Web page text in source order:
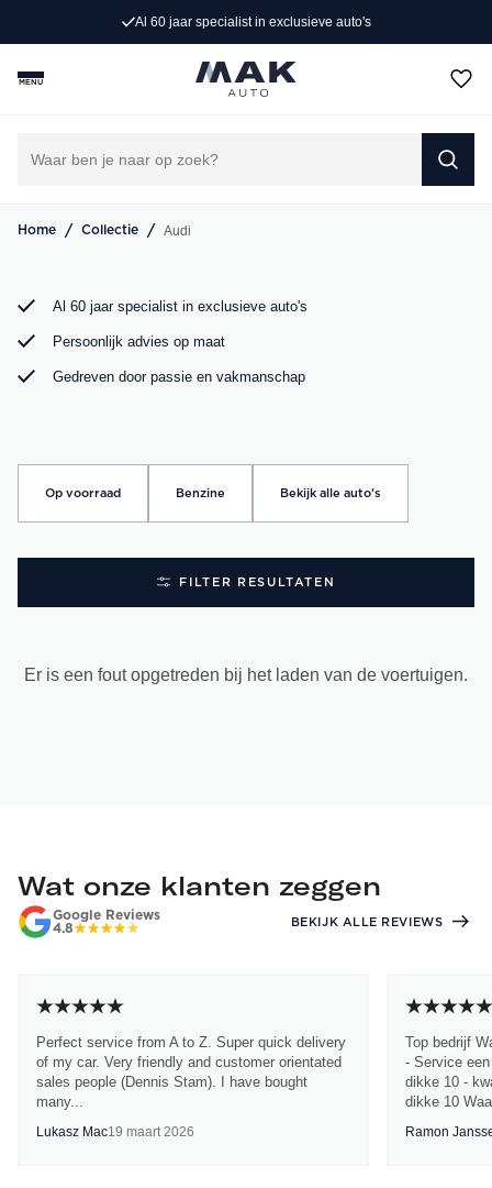
Al 60 jaar specialist in exclusieve auto's
MENU
Home / Collectie / Audi
Op zoek naar een exclusieve Audi occasion? Bij MAK
Auto vind je een zorgvuldig geselecteerd aanbod, van de
sportieve Audi A3 tot de krachtige Audi RS6. Bekijk ons
Al 60 jaar specialist in exclusieve auto's
Persoonlijk advies op maat
Gedreven door passie en vakmanschap
Op voorraad Benzine Bekijk alle auto's
FILTER RESULTATEN
Er is een fout opgetreden bij het laden van de voertuigen.
Wat onze klanten zeggen
Google Reviews
4.8
BEKIJK ALLE REVIEWS
Perfect service from A to Z. Super quick delivery
of my car. Very friendly and customer orientated
sales people (Dennis Stam). I have bought
many...
Lukasz Mac19 maart 2026
Top bedrijf
- Service
dikke 10 -
dikke 10
Ramon